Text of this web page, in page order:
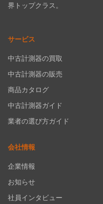
界トップクラス。
サービス
中古計測器の買取
中古計測器の販売
商品カタログ
中古計測器ガイド
業者の選び方ガイド
会社情報
企業情報
お知らせ
社員インタビュー